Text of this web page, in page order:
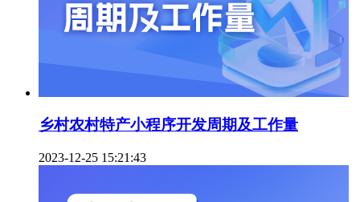
乡村农村特产小程序开发周期及工作量
2023-12-25 15:21:43